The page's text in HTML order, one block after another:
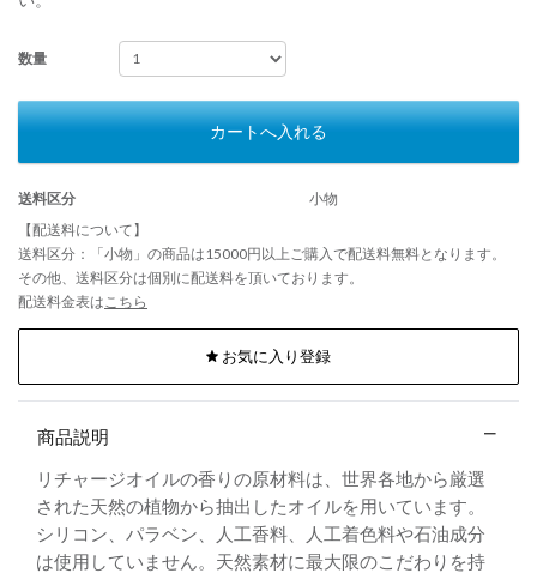
数量
カートへ入れる
送料区分
小物
【配送料について】
送料区分：「小物」の商品は15000円以上ご購入で配送料無料となります。
その他、送料区分は個別に配送料を頂いております。
配送料金表は こちら
お気に入り登録
商品説明
リチャージオイルの香りの原材料は、世界各地から厳選
された天然の植物から抽出したオイルを用いています。
シリコン、パラベン、人工香料、人工着色料や石油成分
は使用していません。天然素材に最大限のこだわりを持